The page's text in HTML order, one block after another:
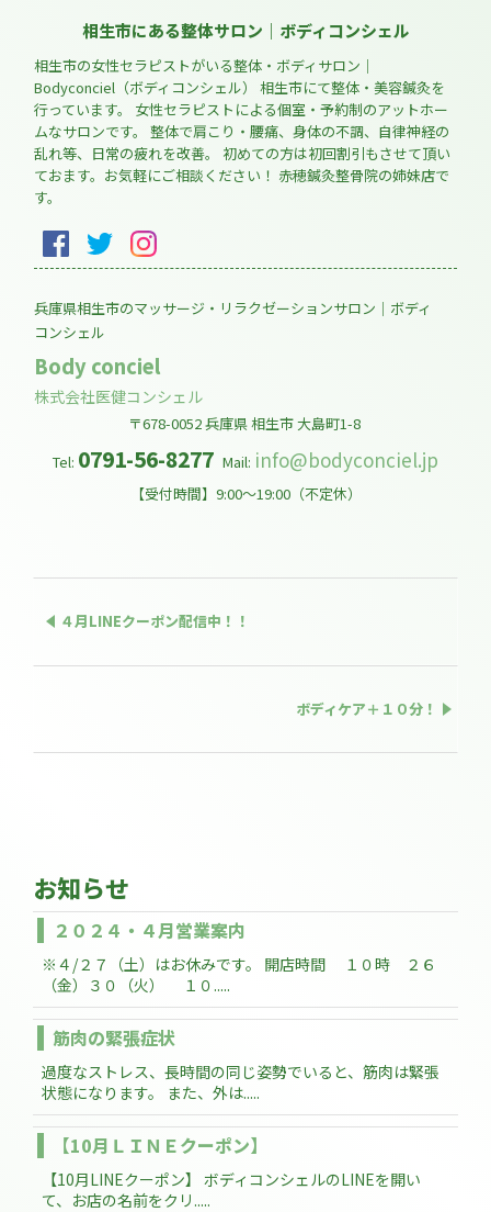
相生市にある整体サロン｜ボディコンシェル
相生市の女性セラピストがいる整体・ボディサロン｜
Bodyconciel（ボディコンシェル） 相生市にて整体・美容鍼灸を
行っています。 女性セラピストによる個室・予約制のアットホー
ムなサロンです。 整体で肩こり・腰痛、身体の不調、自律神経の
乱れ等、日常の疲れを改善。 初めての方は初回割引もさせて頂い
ておます。お気軽にご相談ください！ 赤穂鍼灸整骨院の姉妹店で
す。
兵庫県相生市のマッサージ・リラクゼーションサロン｜ボディ
コンシェル
Body conciel
株式会社医健コンシェル
〒678-0052兵庫県相生市大島町1-8
Tel: 0791-56-8277 Mail: info@bodyconciel.jp
【受付時間】9:00～19:00（不定休）
４月LINEクーポン配信中！！
ボディケア＋１０分！
お知らせ
２０２４・４月営業案内
※４/２７（土）はお休みです。 開店時間 １０時 ２６
（金）３０（火） １０.....
筋肉の緊張症状
過度なストレス、長時間の同じ姿勢でいると、筋肉は緊張
状態になります。 また、外は.....
【10月ＬＩＮＥクーポン】
【10月LINEクーポン】 ボディコンシェルのLINEを開い
て、お店の名前をクリ.....